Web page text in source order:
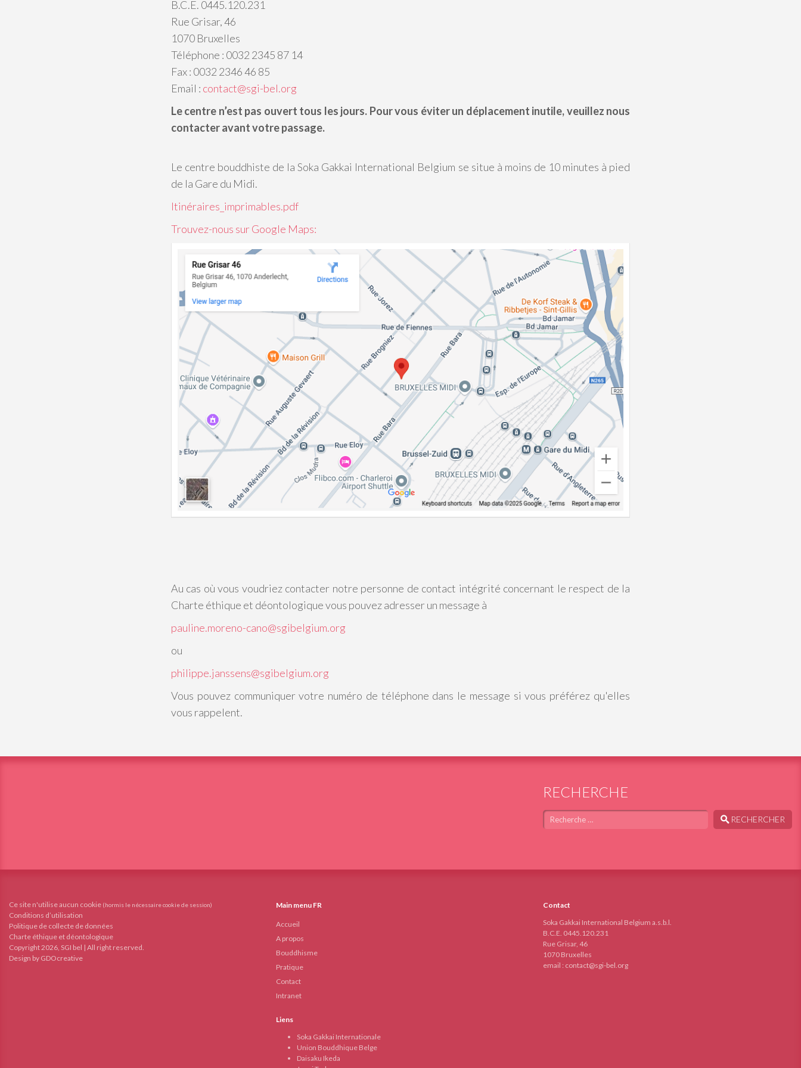
B.C.E. 0445.120.231
Rue Grisar, 46
1070 Bruxelles
Téléphone : 0032 2345 87 14
Fax : 0032 2346 46 85
Email : contact@sgi-bel.org
Le centre n’est pas ouvert tous les jours. Pour vous éviter un déplacement inutile, veuillez nous
contacter avant votre passage.
Le centre bouddhiste de la Soka Gakkai International Belgium se situe à moins de 10 minutes à pied
de la Gare du Midi.
Itinéraires_imprimables.pdf
Trouvez-nous sur Google Maps:
Au cas où vous voudriez contacter notre personne de contact intégrité concernant le respect de la
Charte éthique et déontologique vous pouvez adresser un message à
pauline.moreno-cano@sgibelgium.org
ou
philippe.janssens@sgibelgium.org
Vous pouvez communiquer votre numéro de téléphone dans le message si vous préférez qu'elles
vous rappelent.
RECHERCHE
Chercher RECHERCHER
Ce site n'utilise aucun cookie (hormis le nécessaire cookie de session)
Conditions d’utilisation
Politique de collecte de données
Charte éthique et déontologique
Copyright 2026, SGI bel | All right reserved.
Design by GDOcreative
Main menu FR
Accueil
A propos
Bouddhisme
Pratique
Contact
Intranet
Liens
Soka Gakkai Internationale
Union Bouddhique Belge
Daisaku Ikeda
Contact
Soka Gakkai International Belgium a.s.b.l.
B.C.E. 0445.120.231
Rue Grisar, 46
1070 Bruxelles
email : contact@sgi-bel.org